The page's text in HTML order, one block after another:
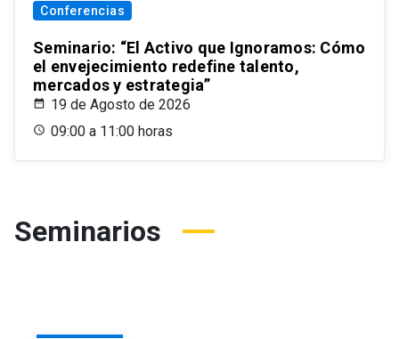
Conferencias
Seminario: “El Activo que Ignoramos: Cómo
el envejecimiento redefine talento,
mercados y estrategia”
19 de Agosto de 2026
09:00 a 11:00 horas
Seminarios